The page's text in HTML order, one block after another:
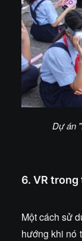
Dự án
6. VR
Một cách sử
hướng khi nó